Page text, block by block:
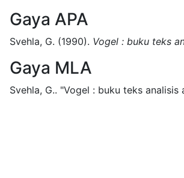
Gaya APA
Svehla, G. (1990). Vogel : buku teks
Gaya MLA
Svehla, G.. "Vogel : buku teks